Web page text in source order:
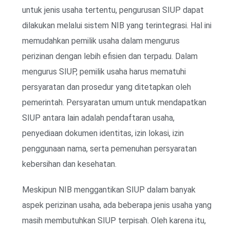
untuk jenis usaha tertentu, pengurusan SIUP dapat
dilakukan melalui sistem NIB yang terintegrasi. Hal ini
memudahkan pemilik usaha dalam mengurus
perizinan dengan lebih efisien dan terpadu. Dalam
mengurus SIUP, pemilik usaha harus mematuhi
persyaratan dan prosedur yang ditetapkan oleh
pemerintah. Persyaratan umum untuk mendapatkan
SIUP antara lain adalah pendaftaran usaha,
penyediaan dokumen identitas, izin lokasi, izin
penggunaan nama, serta pemenuhan persyaratan
kebersihan dan kesehatan.
Meskipun NIB menggantikan SIUP dalam banyak
aspek perizinan usaha, ada beberapa jenis usaha yang
masih membutuhkan SIUP terpisah. Oleh karena itu,